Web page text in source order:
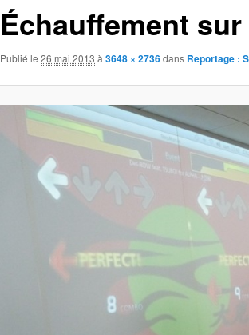
Échauffement
Publié le 26 mai 2013 à 3648 × 2736dans Reportage :